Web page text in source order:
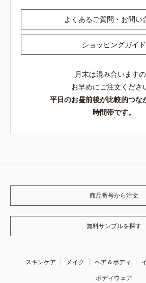
よくあるご質問・お問い
ショッピングガイド
月末は混み合います
お早めにご注文くださ
平日のお昼前後が比較的つな
時間帯です。
商品番号から注文
無料サンプルを探す
スキンケア メイク ヘア＆ボディ
ボディウェア